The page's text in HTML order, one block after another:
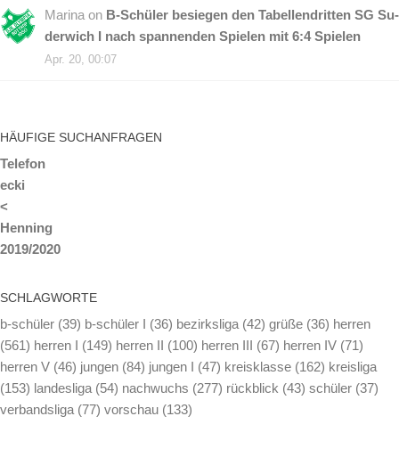
Marina on B‑Schüler be­sie­gen den Ta­bel­len­drit­ten SG Su­
der­wich I nach span­nen­den Spie­len mit 6:4 Spielen
Apr. 20, 00:07
HÄU­FI­GE SUCHANFRAGEN
Telefon
ecki
<
Henning
2019/2020
SCHLAG­WOR­TE
b-schüler (39) b-schüler I (36) bezirksliga (42) grüße (36) herren
(561) herren I (149) herren II (100) herren III (67) herren IV (71)
herren V (46) jungen (84) jungen I (47) kreisklasse (162) kreisliga
(153) landesliga (54) nachwuchs (277) rückblick (43) schüler (37)
verbandsliga (77) vorschau (133)